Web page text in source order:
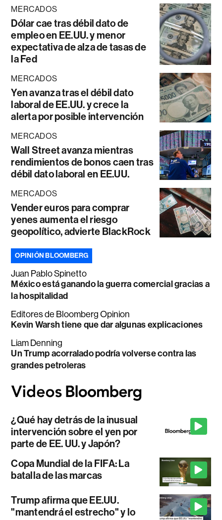
MERCADOS
Dólar cae tras débil dato de
empleo en EE.UU. y menor
expectativa de alza de tasas de
la Fed
MERCADOS
Yen avanza tras el débil dato
laboral de EE.UU. y crece la
alerta por posible intervención
MERCADOS
Wall Street avanza mientras
rendimientos de bonos caen tras
débil dato laboral en EE.UU.
MERCADOS
Vender euros para comprar
yenes aumenta el riesgo
geopolítico, advierte BlackRock
OPINIÓN BLOOMBERG
Juan Pablo Spinetto
México está ganando la guerra comercial gracias a
la hospitalidad
Editores de Bloomberg Opinion
Kevin Warsh tiene que dar algunas explicaciones
Liam Denning
Un Trump acorralado podría volverse contra las
grandes petroleras
¿Qué hay detrás de la inusual
intervención sobre el yen por
parte de EE. UU. y Japón?
Copa Mundial de la FIFA: La
batalla de las marcas
Trump afirma que EE.UU.
"mantendrá el estrecho" y lo